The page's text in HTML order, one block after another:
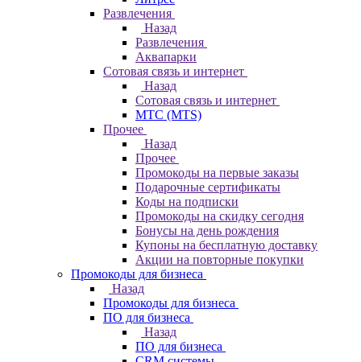
Развлечения
Назад
Развлечения
Аквапарки
Сотовая связь и интернет
Назад
Сотовая связь и интернет
МТС (MTS)
Прочее
Назад
Прочее
Промокоды на первые заказы
Подарочные сертификаты
Коды на подписки
Промокоды на скидку сегодня
Бонусы на день рождения
Купоны на бесплатную доставку
Акции на повторные покупки
Промокоды для бизнеса
Назад
Промокоды для бизнеса
ПО для бизнеса
Назад
ПО для бизнеса